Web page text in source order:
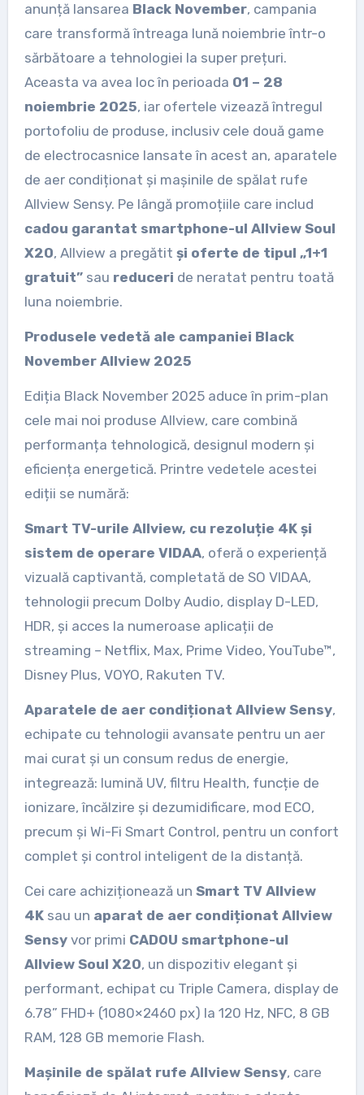
anunță lansarea Black November, campania
care transformă întreaga lună noiembrie într-o
sărbătoare a tehnologiei la super prețuri.
Aceasta va avea loc în perioada 01 – 28
noiembrie 2025, iar ofertele vizează întregul
portofoliu de produse, inclusiv cele două game
de electrocasnice lansate în acest an, aparatele
de aer condiționat și mașinile de spălat rufe
Allview Sensy. Pe lângă promoțiile care includ
cadou garantat smartphone-ul Allview Soul
X20, Allview a pregătit și oferte de tipul „1+1
gratuit”sau reduceri de neratat pentru toată
luna noiembrie.
Produsele vedetă ale campaniei Black
November Allview 2025
Ediția Black November 2025 aduce în prim-plan
cele mai noi produse Allview, care combină
performanța tehnologică, designul modern și
eficiența energetică. Printre vedetele acestei
ediții se numără:
Smart TV-urile Allview, cu rezoluție 4K și
sistem de operare VIDAA, oferă o experiență
vizuală captivantă, completată de SO VIDAA,
tehnologii precum Dolby Audio, display D-LED,
HDR, și acces la numeroase aplicații de
streaming – Netflix, Max, Prime Video, YouTube™,
Disney Plus, VOYO, Rakuten TV.
Aparatele de aer condiționat Allview Sensy,
echipate cu tehnologii avansate pentru un aer
mai curat și un consum redus de energie,
integrează: lumină UV, filtru Health, funcție de
ionizare, încălzire și dezumidificare, mod ECO,
precum și Wi-Fi Smart Control, pentru un confort
complet și control inteligent de la distanță.
Cei care achiziționează un Smart TV Allview
4Ksau un aparat de aer condiționat Allview
Sensyvor primi CADOU smartphone-ul
Allview Soul X20, un dispozitiv elegant și
performant, echipat cu Triple Camera, display de
6.78” FHD+ (1080×2460 px) la 120 Hz, NFC, 8 GB
RAM, 128 GB memorie Flash.
Mașinile de spălat rufe Allview Sensy, care